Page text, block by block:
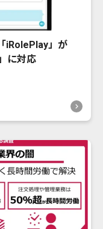
iRolePlay」が
に対応